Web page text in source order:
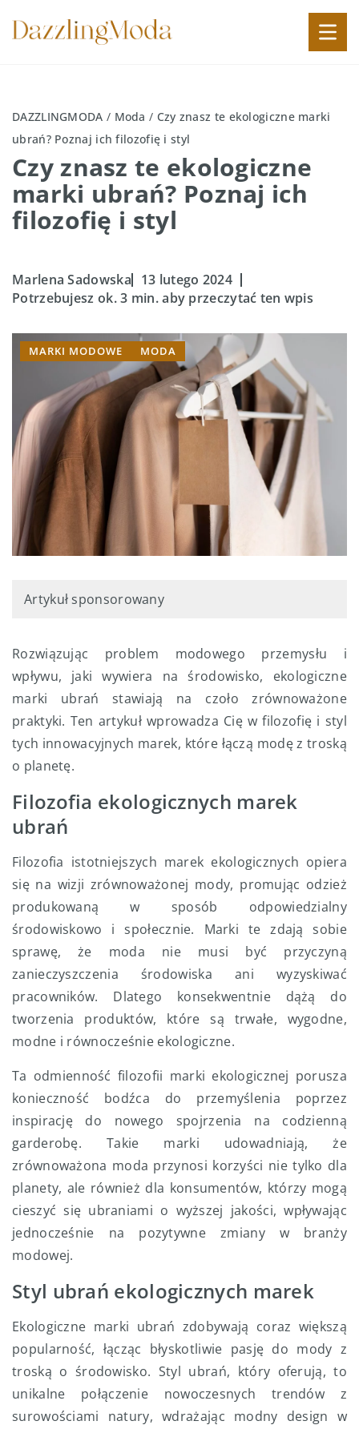
DAZZLINGMODA / Moda / Czy znasz te ekologiczne marki
ubrań? Poznaj ich filozofię i styl
Czy znasz te ekologiczne
marki ubrań? Poznaj ich
filozofię i styl
Marlena Sadowska
13 lutego 2024
Potrzebujesz ok. 3 min. aby przeczytać ten wpis
MARKI MODOWE MODA
Artykuł sponsorowany
Rozwiązując problem modowego przemysłu i
wpływu, jaki wywiera na środowisko, ekologiczne
marki ubrań stawiają na czoło zrównoważone
praktyki. Ten artykuł wprowadza Cię w filozofię i styl
tych innowacyjnych marek, które łączą modę z troską
o planetę.
Filozofia ekologicznych marek
ubrań
Filozofia istotniejszych marek ekologicznych opiera
się na wizji zrównoważonej mody, promując odzież
produkowaną w sposób odpowiedzialny
środowiskowo i społecznie. Marki te zdają sobie
sprawę, że moda nie musi być przyczyną
zanieczyszczenia środowiska ani wyzyskiwać
pracowników. Dlatego konsekwentnie dążą do
tworzenia produktów, które są trwałe, wygodne,
modne i równocześnie ekologiczne.
Ta odmienność filozofii marki ekologicznej porusza
konieczność bodźca do przemyślenia poprzez
inspirację do nowego spojrzenia na codzienną
garderobę. Takie marki udowadniają, że
zrównoważona moda przynosi korzyści nie tylko dla
planety, ale również dla konsumentów, którzy mogą
cieszyć się ubraniami o wyższej jakości, wpływając
jednocześnie na pozytywne zmiany w branży
modowej.
Styl ubrań ekologicznych marek
Ekologiczne marki ubrań zdobywają coraz większą
popularność, łącząc błyskotliwie pasję do mody z
troską o środowisko. Styl ubrań, który oferują, to
unikalne połączenie nowoczesnych trendów z
surowościami natury, wdrażając modny design w